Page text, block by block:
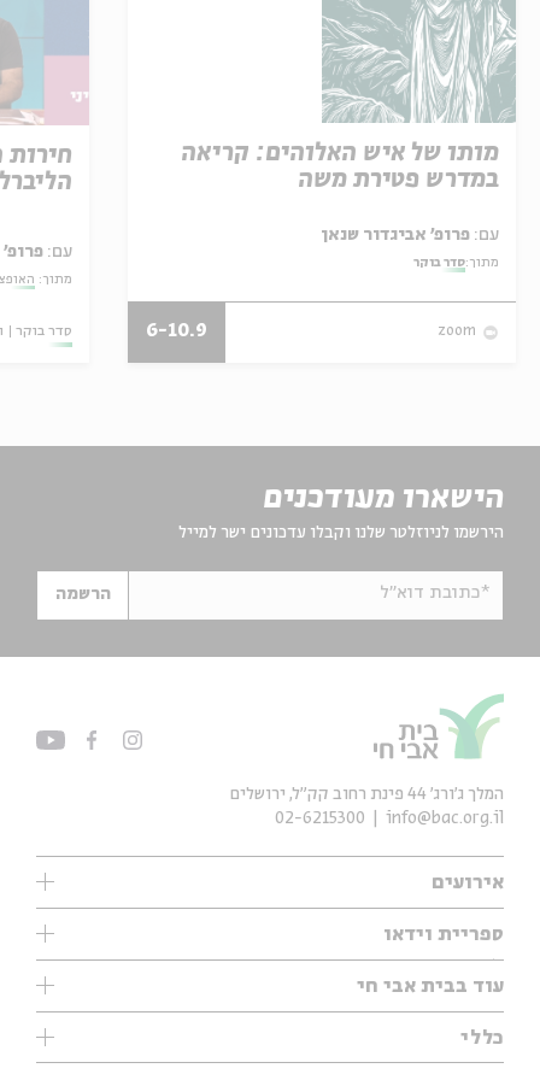
מותו של איש האלוהים: קריאה
במדרש פטירת משה
עם:
מתוך:סדר בוקר
zoom
6-10.9
עם: פרופ'
מתוך:
סדר בוקר
הישארו מעודכנים
הירשמו לניוזלטר שלנו וקבלו עדכונים ישר למייל
*כתובת דוא"ל הרשמה
אירועים
עיון
אנגלית
נוער
ספריית וידאו
ילדים
מוזיקה
עיון
מיוחדים
עוד בבית אבי חי
תערוכות
מיוחדים
כללי
המלך ג'ורג' 44 פינת רחוב קק״ל, ירושלים
info@bac.org.il
02-6215300